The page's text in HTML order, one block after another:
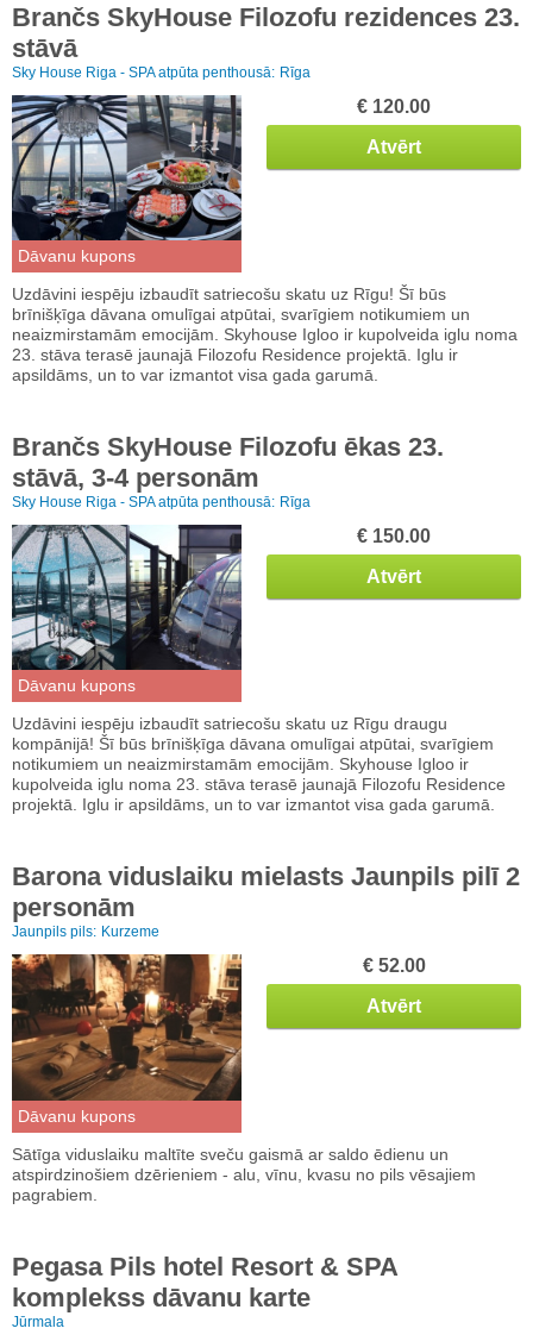
Brančs SkyHouse Filozofu rezidences 23.
stāvā
Sky House Riga - SPA atpūta penthousā: Rīga
Dāvanu kupons
€ 120.00
Atvērt
Uzdāvini iespēju izbaudīt satriecošu skatu uz Rīgu! Šī būs
brīnišķīga dāvana omulīgai atpūtai, svarīgiem notikumiem un
neaizmirstamām emocijām. Skyhouse Igloo ir kupolveida iglu noma
23. stāva terasē jaunajā Filozofu Residence projektā. Iglu ir
apsildāms, un to var izmantot visa gada garumā.
Brančs SkyHouse Filozofu ēkas 23.
stāvā, 3-4 personām
Sky House Riga - SPA atpūta penthousā: Rīga
Dāvanu kupons
€ 150.00
Atvērt
Uzdāvini iespēju izbaudīt satriecošu skatu uz Rīgu draugu
kompānijā! Šī būs brīnišķīga dāvana omulīgai atpūtai, svarīgiem
notikumiem un neaizmirstamām emocijām. Skyhouse Igloo ir
kupolveida iglu noma 23. stāva terasē jaunajā Filozofu Residence
projektā. Iglu ir apsildāms, un to var izmantot visa gada garumā.
Barona viduslaiku mielasts Jaunpils pilī 2
personām
Jaunpils pils: Kurzeme
Dāvanu kupons
€ 52.00
Atvērt
Sātīga viduslaiku maltīte sveču gaismā ar saldo ēdienu un
atspirdzinošiem dzērieniem - alu, vīnu, kvasu no pils vēsajiem
pagrabiem.
Pegasa Pils hotel Resort & SPA
komplekss dāvanu karte
Jūrmala